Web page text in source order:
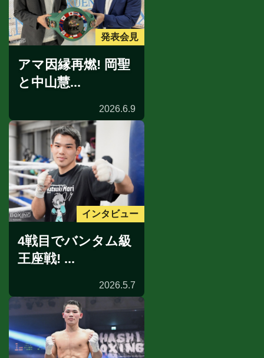
発表会見
アマ因縁再燃! 岡聖
と中山慧...
2026.6.9
インタビュー
4戦目でバンタム級
王座戦! ...
2026.5.7